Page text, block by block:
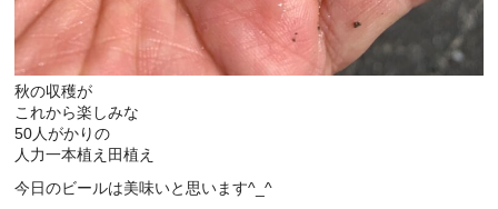
秋の収穫が
これから楽しみな
50人がかりの
人力一本植え田植え
今日のビールは美味いと思います^_^